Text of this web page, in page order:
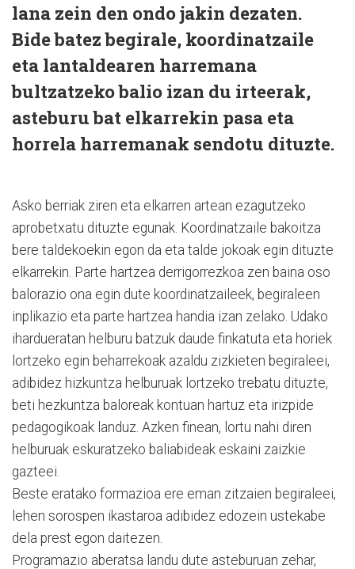
lana zein den ondo jakin dezaten.
Bide batez begirale, koordinatzaile
eta lantaldearen harremana
bultzatzeko balio izan du irteerak,
asteburu bat elkarrekin pasa eta
horrela harremanak sendotu dituzte.
Asko berriak ziren eta elkarren artean ezagutzeko
aprobetxatu dituzte egunak. Koordinatzaile bakoitza
bere taldekoekin egon da eta talde jokoak egin dituzte
elkarrekin. Parte hartzea derrigorrezkoa zen baina oso
balorazio ona egin dute koordinatzaileek, begiraleen
inplikazio eta parte hartzea handia izan zelako. Udako
ihardueratan helburu batzuk daude finkatuta eta horiek
lortzeko egin beharrekoak azaldu zizkieten begiraleei,
adibidez hizkuntza helburuak lortzeko trebatu dituzte,
beti hezkuntza baloreak kontuan hartuz eta irizpide
pedagogikoak landuz. Azken finean, lortu nahi diren
helburuak eskuratzeko baliabideak eskaini zaizkie
gazteei.
Beste eratako formazioa ere eman zitzaien begiraleei,
lehen sorospen ikastaroa adibidez edozein ustekabe
dela prest egon daitezen.
Programazio aberatsa landu dute asteburuan zehar,